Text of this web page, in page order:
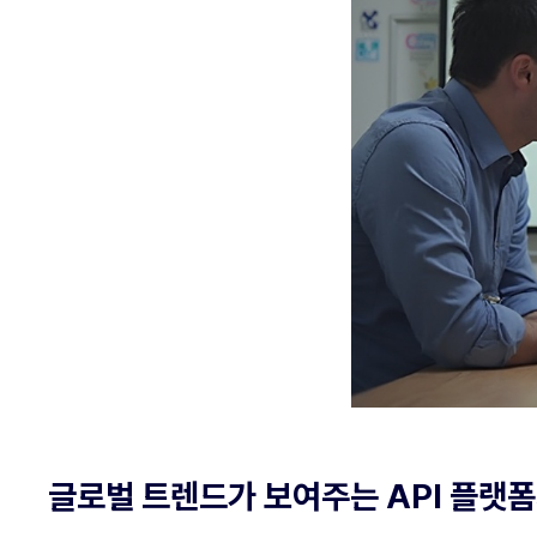
글로벌 트렌드가 보여주는 API 플랫